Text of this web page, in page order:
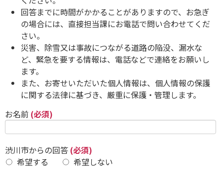
回答までに時間がかかることがありますので、お急ぎ
の場合には、直接担当課にお電話で問い合わせてくだ
さい。
災害、除雪又は事故につながる道路の陥没、漏水な
ど、緊急を要する情報は、電話などで連絡をお願いし
ます。
また、お寄せいただいた個人情報は、個人情報の保護
に関する法律に基づき、厳重に保護・管理します。
お名前 (必須)
渋川市からの回答 (必須)
希望する
希望しない